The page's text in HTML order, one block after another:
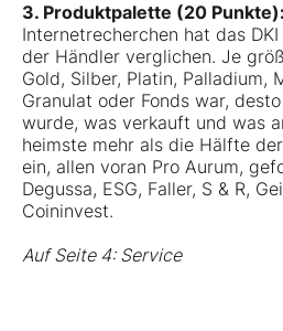
3. Produktpalette (20 Punkte):
Internetrecherchen hat das
der Händler verglichen. Je
Gold, Silber, Platin, Palladium,
Granulat oder Fonds war,
wurde, was verkauft und was
heimste mehr als die Hälfte
ein, allen voran Pro Aurum,
Degussa, ESG, Faller, S & R,
Coininvest.
Auf Seite 4: Service